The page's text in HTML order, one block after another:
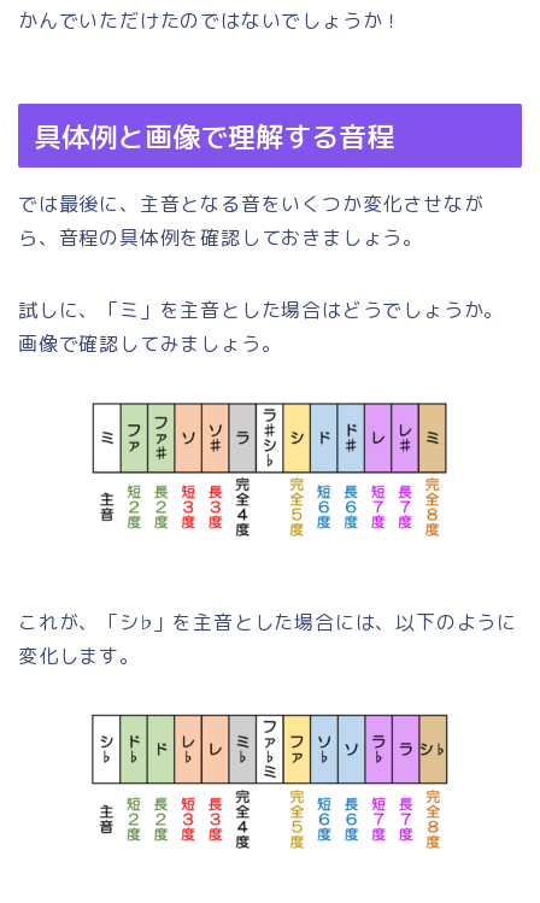
かんでいただけたのではないでしょうか！
具体例と画像で理解する音程
では最後に、主音となる音をいくつか変化させなが
ら、音程の具体例を確認しておきましょう。
試しに、「ミ」を主音とした場合はどうでしょうか。
画像で確認してみましょう。
これが、「シ♭」を主音とした場合には、以下のように
変化します。